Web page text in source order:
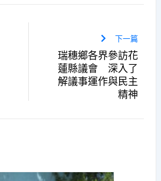
下一篇
瑞穗鄉各界參訪花
蓮縣議會 深入了
解議事運作與民主
精神